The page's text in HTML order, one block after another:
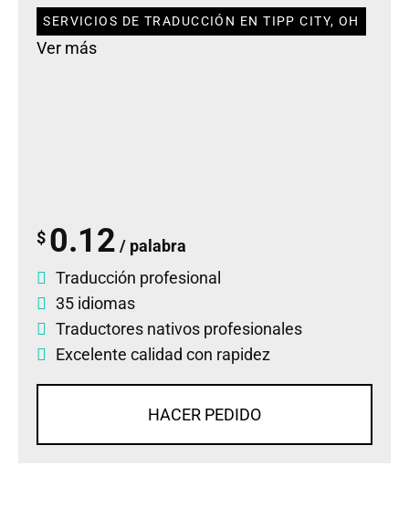
SERVICIOS DE TRADUCCIÓN EN TIPP CITY, OH
Ver más
$ 0.12 / palabra
Traducción profesional
35 idiomas
Traductores nativos profesionales
Excelente calidad con rapidez
HACER PEDIDO